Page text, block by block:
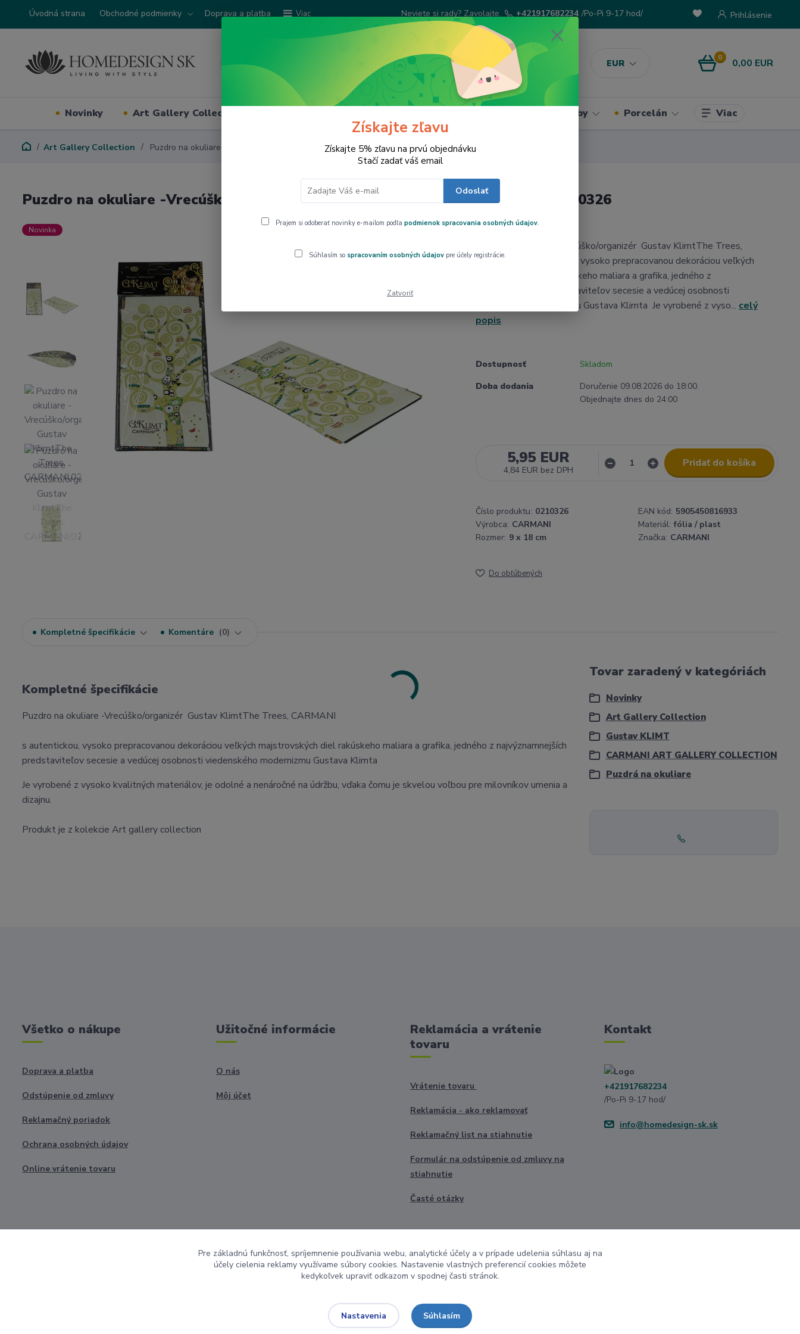
Úvodná strana Obchodné podmienky Doprava a platba Viac
EUR
Prihlásenie
Neviete si rady? Zavolajte. +421917682234 /Po-Pi 9-17 hod/
0 0,00 EUR
Novinky Art Gallery Collection Kuchynske potreby Porcelán Viac
Art Gallery Collection Puzdro na okuliare -Vrecúško/organizér Gustav KlimtThe Trees, CARMANI,0210326
Puzdro na okuliare -Vrecúško/organizér Gustav KlimtThe Trees, CARMANI,0210326
Novinka
Puzdro na okuliare -Vrecúško/organizér Gustav KlimtThe Trees,
CARMANIs autentickou, vysoko prepracovanou dekoráciou veľkých
majstrovských diel rakúskeho maliara a grafika, jedného z
najvýznamnejších predstaviteľov secesie a vedúcej osobnosti
viedenského modernizmu Gustava Klimta Je vyrobené z vyso... celý
popis
Dostupnosť
Skladom
Doba dodania
Doručenie 09.08.2026 do 18:00.
Objednajte dnes do 24:00
5,95 EUR
4,84 EUR bez DPH
Pridať do košíka
Číslo produktu: 0210326 EAN kód: 5905450816933
Výrobca: CARMANI Materiál: fólia / plast
Rozmer: 9 x 18 cm Značka: CARMANI
Do obľúbených
Kompletné špecifikácie Komentáre 0
Kompletné špecifikácie
Puzdro na okuliare -Vrecúško/organizér Gustav KlimtThe Trees, CARMANI
s autentickou, vysoko prepracovanou dekoráciou veľkých majstrovských diel rakúskeho maliara a grafika, jedného z najvýznamnejších
predstaviteľov secesie a vedúcej osobnosti viedenského modernizmu Gustava Klimta
Je vyrobené z vysoko kvalitných materiálov, je odolné a nenáročné na údržbu, vďaka čomu je skvelou voľbou pre milovníkov umenia a
dizajnu.
Produkt je z kolekcie Art gallery collection
Tovar zaradený v kategóriách
Novinky
Art Gallery Collection
Gustav KLIMT
CARMANI ART GALLERY COLLECTION
Puzdrá na okuliare
Všetko o nákupe
Doprava a platba
Odstúpenie od zmluvy
Reklamačný poriadok
Ochrana osobných údajov
Online vrátenie tovaru
Užitočné informácie
O nás
Môj účet
Reklamácia a vrátenie
tovaru
Vrátenie tovaru
Reklamácia - ako reklamovať
Reklamačný list na stiahnutie
Formulár na odstúpenie od zmluvy na
stiahnutie
Časté otázky
Kontakt
+421917682234
/Po-Pi 9-17 hod/
info@homedesign-sk.sk
Získajte zľavu
Získajte 5% zľavu na prvú objednávku
Stačí zadať váš email
Odoslať
Prajem si odoberať novinky e-mailom podľa podmienok spracovania osobných údajov.
Súhlasím so spracovaním osobných údajovpre účely registrácie.
Zatvoriť
Pre základnú funkčnosť, spríjemnenie používania webu, analytické účely a v prípade udelenia súhlasu aj na
účely cielenia reklamy využívame súbory cookies. Nastavenie vlastných preferencií cookies môžete
kedykoľvek upraviť odkazom v spodnej časti stránok.
Nastavenia Súhlasím